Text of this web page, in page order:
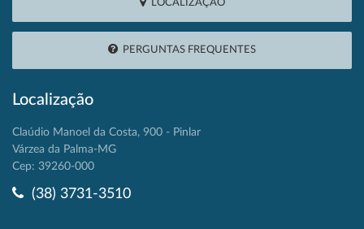
LOCALIZAÇÃO
PERGUNTAS FREQUENTES
Localização
Claúdio Manoel da Costa, 900 - Pinlar
Várzea da Palma-MG
Cep: 39260-000
(38) 3731-3510